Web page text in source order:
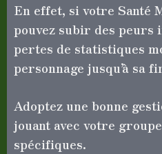
En effet, si votre Santé
pouvez subir des peurs
pertes de statistiques
personnage jusqu’à sa
Adoptez une bonne
jouant avec votre
spécifiques.